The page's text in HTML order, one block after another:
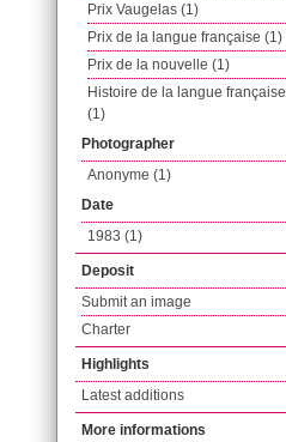
Prix Vaugelas (1)
Prix de la langue française (1)
Prix de la nouvelle (1)
Histoire de la langue française
(1)
Photographer
Anonyme (1)
Date
1983 (1)
Deposit
Submit an image
Charter
Highlights
Latest additions
More informations